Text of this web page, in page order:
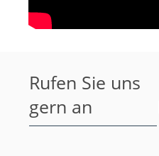
Rufen Sie uns
gern an